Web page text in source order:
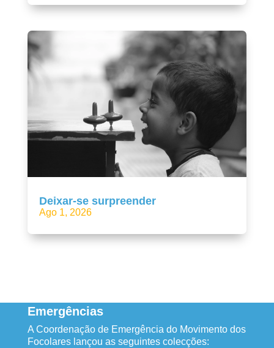
Deixar-se surpreender
Ago 1, 2026
Emergências
A Coordenação de Emergência do Movimento dos
Focolares lançou as seguintes colecções: